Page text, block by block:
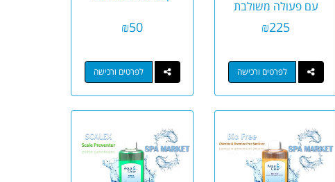
עם פעולה משולבת
₪225
לפרטים ורכישה
₪50
לפרטים ורכישה